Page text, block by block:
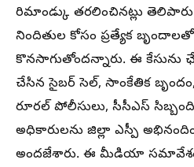
రిమాండ్కు తరలించినట్లు
నిందితుల కోసం ప్రత్యేక
కొనసాగుతోందన్నారు. ఈ కేసును
చేసిన సైబర్ సెల్, సాంకేతిక
రూరల్ పోలీసులు, సీసీఎస్
అధికారులను జిల్లా ఎస్పీ
అందజేశారు. ఈ మీడియా